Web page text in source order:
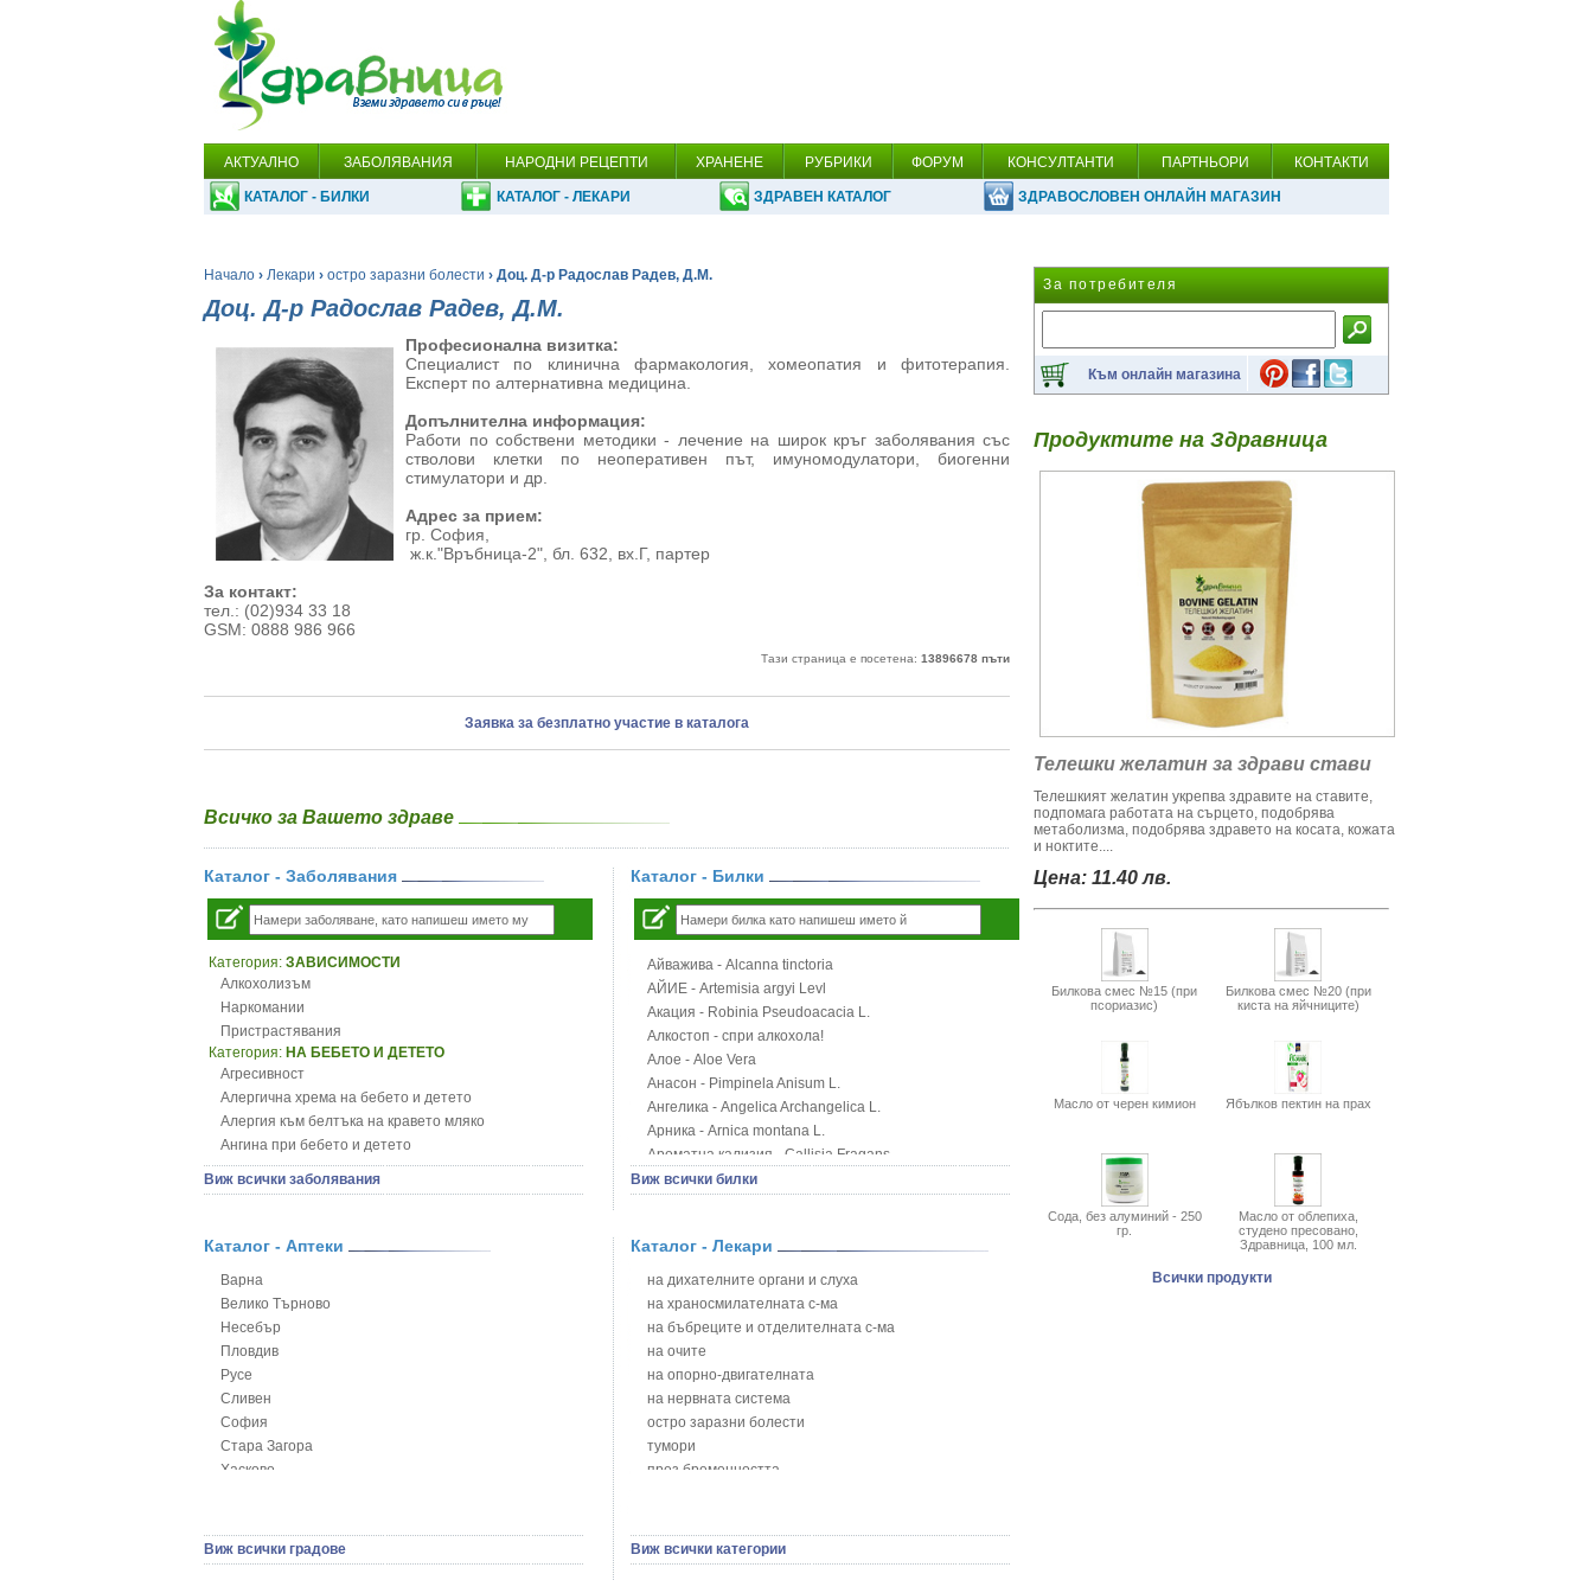
АКТУАЛНО ЗАБОЛЯВАНИЯ НАРОДНИ РЕЦЕПТИ ХРАНЕНЕ РУБРИКИ ФОРУМ КОНСУЛТАНТИ ПАРТНЬОРИ КОНТАКТИ
КАТАЛОГ - БИЛКИ КАТАЛОГ - ЛЕКАРИ ЗДРАВЕН КАТАЛОГ ЗДРАВОСЛОВЕН ОНЛАЙН МАГАЗИН
Начало › Лекари › остро заразни болести › Доц. Д-р Радослав Радев, Д.М.
Доц. Д-р Радослав Радев, Д.М.
Професионална визитка:
Специалист по клинична фармакология, хомеопатия и фитотерапия.
Експерт по алтернативна медицина.
Допълнителна информация:
Работи по собствени методики - лечение на широк кръг заболявания със
стволови клетки по неоперативен път, имуномодулатори, биогенни
стимулатори и др.
Адрес за прием:
гр. София,
ж.к."Връбница-2", бл. 632, вх.Г, партер
За контакт:
тел.: (02)934 33 18
GSM: 0888 986 966
Тази страница е посетена: 13896678 пъти
Заявка за безплатно участие в каталога
Всичко за Вашето здраве
Каталог - Заболявания
Категория: ЗАВИСИМОСТИ
Алкохолизъм
Наркомании
Пристрастявания
Категория: НА БЕБЕТО И ДЕТЕТО
Агресивност
Алергична хрема на бебето и детето
Алергия към белтъка на кравето мляко
Ангина при бебето и детето
Анемия при бебето и детето
Апетит - пълни деца
Безапетитие при бебето и детето
Бронхит и пневмония при деца
Варицела
Висока температура на бебето и детето
Възпаление на ушите на бебето и детето
Глисти
Грижа за пъпа на новороденото
Грип при бебето и детето
Гърч
Детски диабет
Виж всички заболявания
Каталог - Билки
Айважива - Alcanna tinctoria
АЙИЕ - Artemisia argyi Levl
Акация - Robinia Pseudoacacia L.
Алкостоп - спри алкохола!
Алое - Aloe Vera
Анасон - Pimpinela Anisum L.
Ангелика - Angelica Archangelica L.
Арника - Arnica montana L.
Ароматна кализия - Callisia Fragans
Арония - Sorbus melanocorpa
Блатен аир - Acorus calamus L.
Блатен тъжник - Spirea ulmaria L.
Блян
Бобови шушулки - Phaseolus Vulgaris L.
Божур - Paeonia Decora
Борови връхчета - Pinus sylvestris
Босилек - Ocimum Basillicum
Брей - Tamus Communis
Брош - Rubia tinctorum L.
Бръшлян - Hedera helix L.
Бял имел - Viscum album L.
Бял оман - Inula Helenium L.
Виж всички билки
Каталог - Аптеки
Варна
Велико Търново
Несебър
Пловдив
Русе
Сливен
София
Стара Загора
Хасково
Виж всички градове
Каталог - Лекари
на дихателните органи и слуха
на храносмилателната с-ма
на бъбреците и отделителната с-ма
на очите
на опорно-двигателната
на нервната система
остро заразни болести
тумори
през бременността
сексуални проблеми
на половите органи
Виж всички категории
За потребителя
Към онлайн магазина
Продуктите на Здравница
Телешки желатин за здрави стави
Телешкият желатин укрепва здравите на ставите,
подпомага работата на сърцето, подобрява
метаболизма, подобрява здравето на косата, кожата
и ноктите....
Цена: 11.40 лв.
Билкова смес №15 (при
псориазис)
Билкова смес №20 (при
киста на яйчниците)
Масло от черен кимион Ябълков пектин на прах
Сода, без алуминий - 250
гр.
Масло от облепиха,
студено пресовано,
Здравница, 100 мл.
Всички продукти